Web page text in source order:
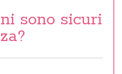
sono sicuri